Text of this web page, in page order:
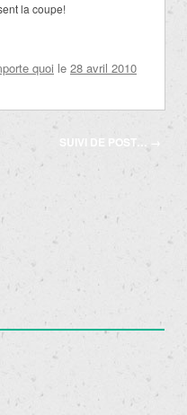
la coupe!
quoi le 28 avril 2010
SUIVI DE POST… →